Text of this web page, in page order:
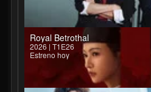
Royal Betrothal
2026 | T1E26
Estreno hoy